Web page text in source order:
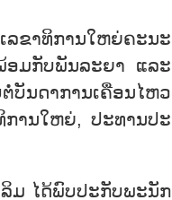
ລ​ຂາ​ທິ​ການ​ໃຫຍ່ຄະ​ນະ​
ອມ​ກັບ​ພັນ​ລະ​ຍາ ແລະ
ບັນ​ດາ​ການ​ເຄື່​ອນ​ໄຫວ​
ການ​ໃຫຍ່, ປະ​ທານ​ປະ​
ມ ໄດ້​ພົບ​ປະ​ກັບ​ພະ​ນັກ​